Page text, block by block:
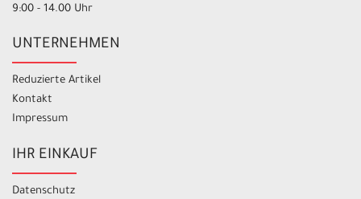
9:00 - 14.00 Uhr
UNTERNEHMEN
Reduzierte Artikel
Kontakt
Impressum
IHR EINKAUF
Datenschutz